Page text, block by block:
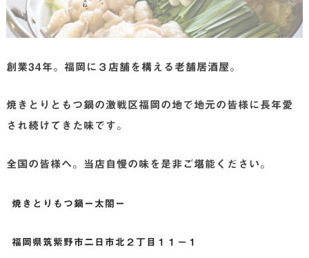
創業34年。福岡に３店舗を構える老舗居酒屋。
焼きとりともつ鍋の激戦区福岡の地で地元の皆様に長年愛
され続けてきた味です。
全国の皆様へ。当店自慢の味を是非ご堪能ください。
焼きとりもつ鍋ー太閤ー
福岡県筑紫野市二日市北２丁目１１−１